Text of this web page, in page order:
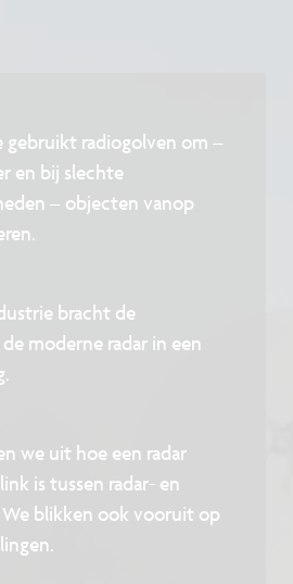
gebruikt radiogolven om –
en bij slechte
– objecten vanop
bracht de
moderne radar in een
we uit hoe een radar
is tussen radar- en
blikken ook vooruit op